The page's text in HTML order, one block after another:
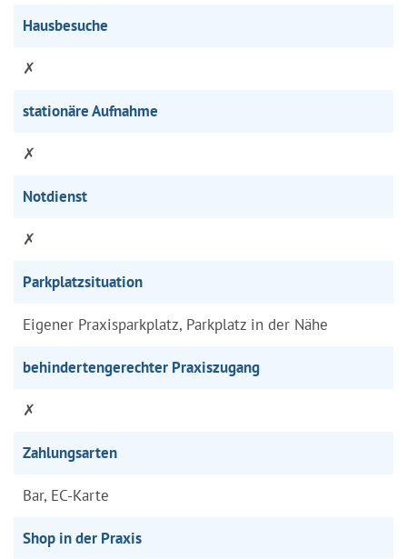
Hausbesuche
✗
stationäre Aufnahme
✗
Notdienst
✗
Parkplatzsituation
Eigener Praxisparkplatz, Parkplatz in der Nähe
behindertengerechter Praxiszugang
✗
Zahlungsarten
Bar, EC-Karte
Shop in der Praxis